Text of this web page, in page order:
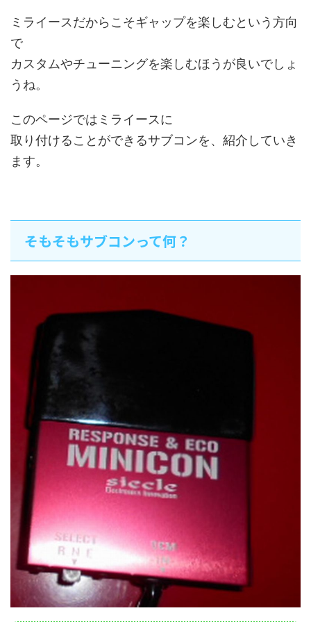
ミライースだからこそギャップを楽しむという方向
で
カスタムやチューニングを楽しむほうが良いでしょ
うね。
このページではミライースに
取り付けることができるサブコンを、紹介していき
ます。
そもそもサブコンって何？